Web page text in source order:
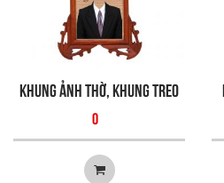
Khung ảnh Thờ, Khung treo
0